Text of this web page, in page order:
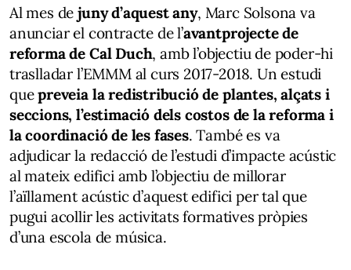
Al mes de juny d’aquest any, Marc Solsona va
anunciar el contracte de l’avantprojecte de
reforma de Cal Duch, amb l’objectiu de poder-hi
traslladar l’EMMM al curs 2017-2018. Un estudi
quepreveia la redistribució de plantes, alçats i
seccions, l’estimació dels costos de la reforma i
la coordinació de les fases. També es va
adjudicar la redacció de l’estudi d’impacte acústic
al mateix edifici amb l’objectiu de millorar
l’aïllament acústic d’aquest edifici per tal que
pugui acollir les activitats formatives pròpies
d’una escola de música.